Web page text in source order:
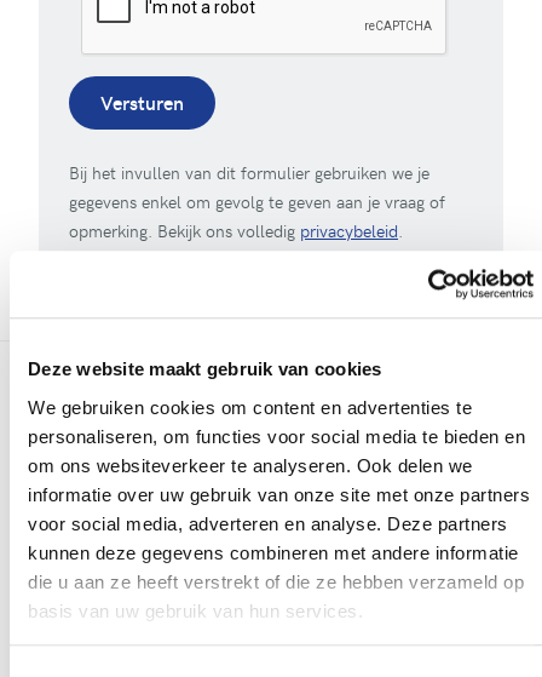
Deze website maakt gebruik van cookies
We gebruiken cookies om content en advertenties te
personaliseren, om functies voor social media te bieden en
om ons websiteverkeer te analyseren. Ook delen we
informatie over uw gebruik van onze site met onze partners
voor social media, adverteren en analyse. Deze partners
kunnen deze gegevens combineren met andere informatie
die u aan ze heeft verstrekt of die ze hebben verzameld op
basis van uw gebruik van hun services.
Versturen
Bij het invullen van dit formulier gebruiken we je
gegevens enkel om gevolg te geven aan je vraag of
opmerking. Bekijk ons volledig privacybeleid.
Meer realisaties